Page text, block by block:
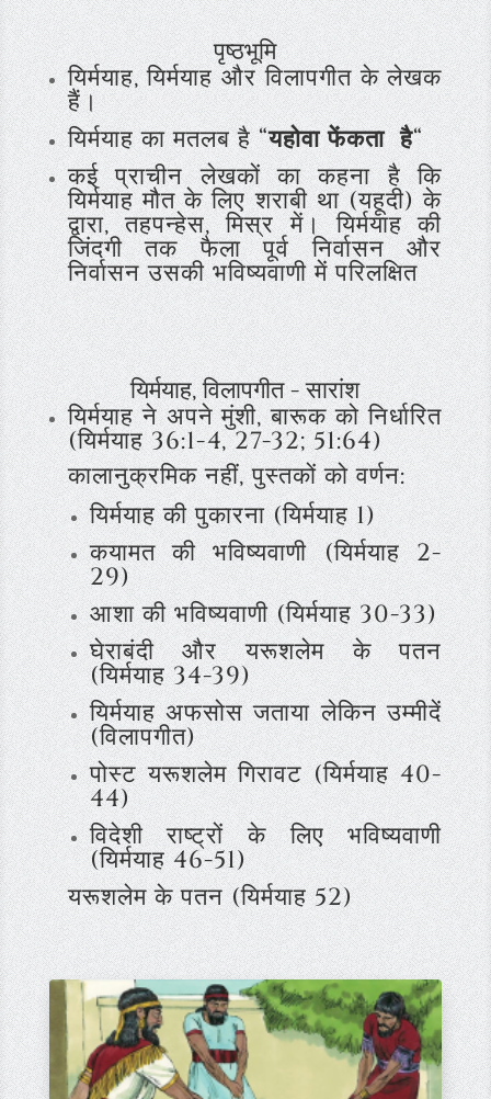
पृष्ठभूमि
यिर्मयाह, यिर्मयाह और विलापगीत के लेखक
हैं।
यिर्मयाह का मतलब है “यहोवा फेंकता है“
कई प्राचीन लेखकों का कहना है कि
यिर्मयाह मौत के लिए शराबी था (यहूदी) के
द्वारा, तहपन्हेस, मिस्र में। यिर्मयाह की
जिंदगी तक फैला पूर्व निर्वासन और
निर्वासन उसकी भविष्यवाणी में परिलक्षित
यिर्मयाह, विलापगीत - सारांश
यिर्मयाह ने अपने मुंशी, बारूक को निर्धारित
(यिर्मयाह 36:1-4, 27-32; 51:64)
कालानुक्रमिक नहीं, पुस्तकों को वर्णन:
यिर्मयाह की पुकारना (यिर्मयाह 1)
कयामत की भविष्यवाणी (यिर्मयाह 2-
29)
आशा की भविष्यवाणी (यिर्मयाह 30-33)
घेराबंदी और यरूशलेम के पतन
(यिर्मयाह 34-39)
यिर्मयाह अफसोस जताया लेकिन उम्मीदें
(विलापगीत)
पोस्ट यरूशलेम गिरावट (यिर्मयाह 40-
44)
विदेशी राष्ट्रों के लिए भविष्यवाणी
(यिर्मयाह 46-51)
यरूशलेम के पतन (यिर्मयाह 52)